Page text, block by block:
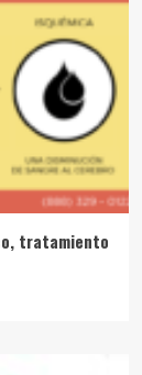
tratamiento